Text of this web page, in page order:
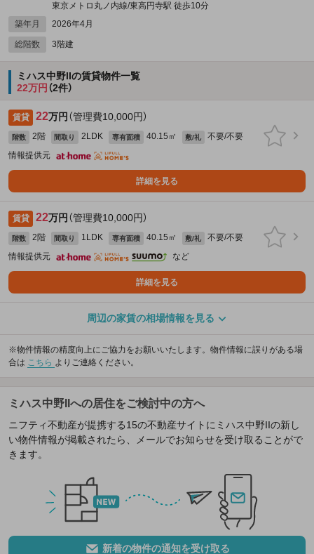
東京メトロ丸ノ内線/東高円寺駅 徒歩10分
築年月
2026年4月
総階数 3階建
ミハス中野IIの賃貸物件一覧
22万円 （2件）
賃貸 22万円 （管理費10,000円）
階数 2階 間取り 2LDK 専有面積 40.15㎡ 敷/礼
不要/不要
情報提供元
詳細を見る
賃貸 22万円 （管理費10,000円）
階数 2階 間取り 1LDK 専有面積 40.15㎡ 敷/礼
不要/不要
情報提供元
など
詳細を見る
周辺の家賃の相場情報を見る
※物件情報の精度向上にご協力をお願いいたします。物件情報に誤りがある場
合は こちら よりご連絡ください。
ミハス中野IIへの居住をご検討中の方へ
ニフティ不動産が提携する15の不動産サイトにミハス中野IIの新し
い物件情報が掲載されたら、メールでお知らせを受け取ることがで
きます。
新着の物件の通知を受け取る